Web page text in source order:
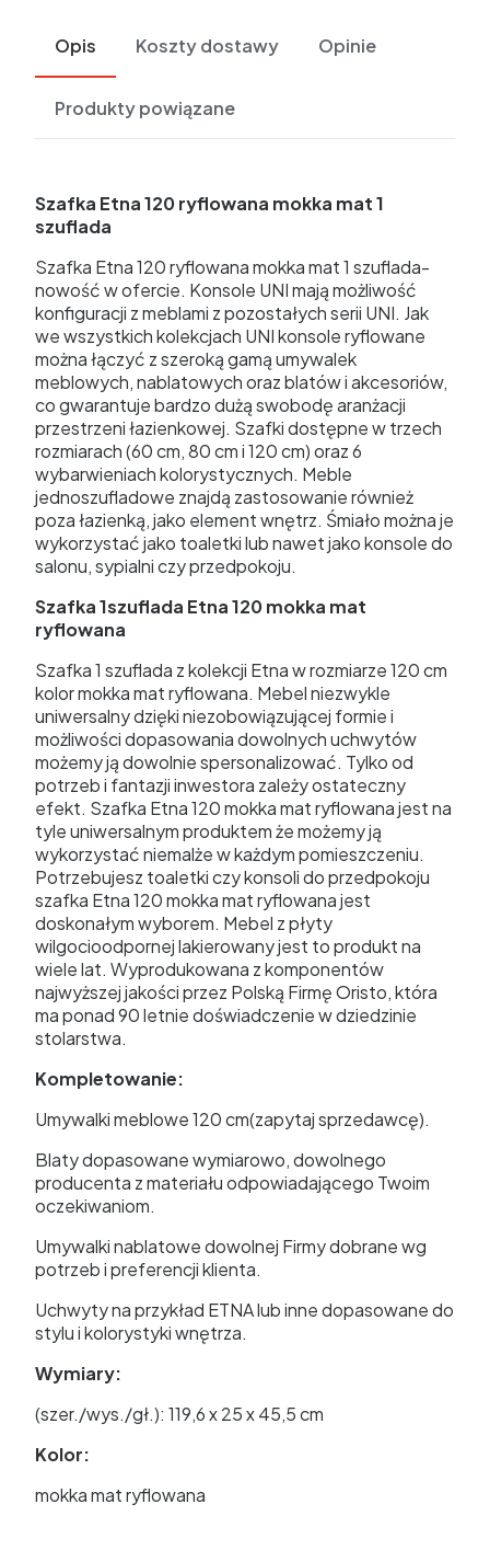
Opis Koszty dostawy Opinie
Produkty powiązane
Szafka Etna 120 ryflowana mokka mat 1
szuflada
Szafka Etna 120 ryflowana mokka mat 1 szuflada-
nowość w ofercie. Konsole UNI mają możliwość
konfiguracji z meblami z pozostałych serii UNI. Jak
we wszystkich kolekcjach UNI konsole ryflowane
można łączyć z szeroką gamą umywalek
meblowych, nablatowych oraz blatów i akcesoriów,
co gwarantuje bardzo dużą swobodę aranżacji
przestrzeni łazienkowej. Szafki dostępne w trzech
rozmiarach (60 cm, 80 cm i 120 cm) oraz 6
wybarwieniach kolorystycznych. Meble
jednoszufladowe znajdą zastosowanie również
poza łazienką, jako element wnętrz. Śmiało można je
wykorzystać jako toaletki lub nawet jako konsole do
salonu, sypialni czy przedpokoju.
Szafka 1szuflada Etna 120 mokka mat
ryflowana
Szafka 1 szuflada z kolekcji Etna w rozmiarze 120 cm
kolor mokka mat ryflowana. Mebel niezwykle
uniwersalny dzięki niezobowiązującej formie i
możliwości dopasowania dowolnych uchwytów
możemy ją dowolnie spersonalizować. Tylko od
potrzeb i fantazji inwestora zależy ostateczny
efekt. Szafka Etna 120 mokka mat ryflowana jest na
tyle uniwersalnym produktem że możemy ją
wykorzystać niemalże w każdym pomieszczeniu.
Potrzebujesz toaletki czy konsoli do przedpokoju
szafka Etna 120 mokka mat ryflowana jest
doskonałym wyborem. Mebel z płyty
wilgocioodpornej lakierowany jest to produkt na
wiele lat. Wyprodukowana z komponentów
najwyższej jakości przez Polską Firmę Oristo, która
ma ponad 90 letnie doświadczenie w dziedzinie
stolarstwa.
Kompletowanie:
Umywalki meblowe 120 cm(zapytaj sprzedawcę).
Blaty dopasowane wymiarowo, dowolnego
producenta z materiału odpowiadającego Twoim
oczekiwaniom.
Umywalki nablatowe dowolnej Firmy dobrane wg
potrzeb i preferencji klienta.
Uchwyty na przykład ETNA lub inne dopasowane do
stylu i kolorystyki wnętrza.
Wymiary:
(szer./wys./gł.): 119,6 x 25 x 45,5 cm
Kolor:
mokka mat ryflowana